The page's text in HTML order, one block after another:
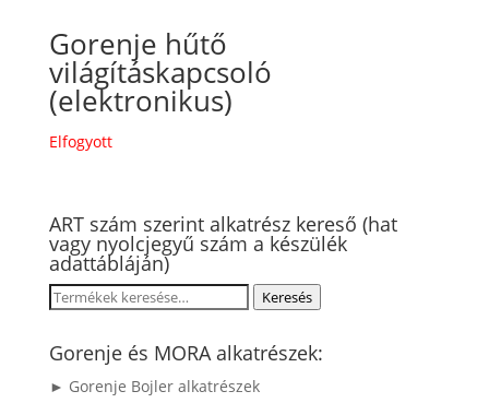
Gorenje hűtő
világításkapcsoló
(elektronikus)
Elfogyott
ART szám szerint alkatrész kereső (hat
vagy nyolcjegyű szám a készülék
adattábláján)
Keresés
következőre:
Keresés
Gorenje és MORA alkatrészek:
► Gorenje Bojler alkatrészek